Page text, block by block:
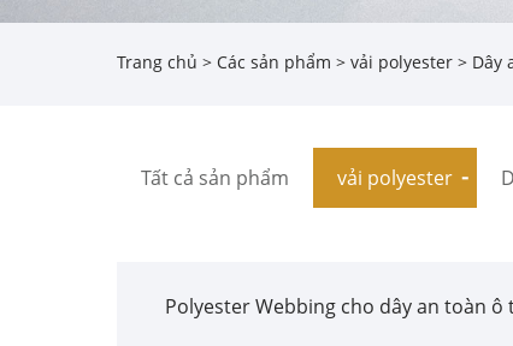
Trang chủ > Các sản phẩm > vải polyester > Dây
Tất cả sản phẩm vải polyester
Polyester Webbing cho dây an toàn ô